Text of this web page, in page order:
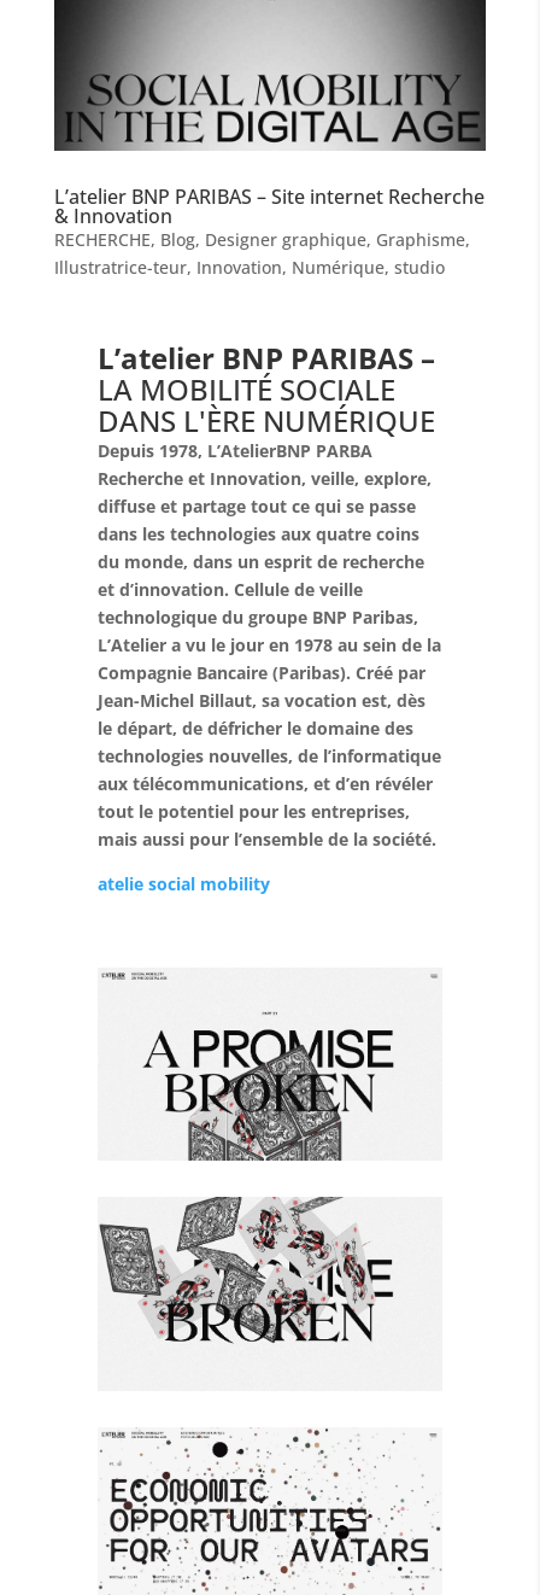
L’atelier BNP PARIBAS – Site internet Recherche
& Innovation
RECHERCHE, Blog, Designer graphique, Graphisme,
Illustratrice-teur, Innovation, Numérique, studio
L’atelier BNP PARIBAS –
LA MOBILITÉ SOCIALE
DANS L'ÈRE NUMÉRIQUE
Depuis 1978, L’AtelierBNP PARBA
Recherche et Innovation, veille, explore,
diffuse et partage tout ce qui se passe
dans les technologies aux quatre coins
du monde, dans un esprit de recherche
et d’innovation. Cellule de veille
technologique du groupe BNP Paribas,
L’Atelier a vu le jour en 1978 au sein de la
Compagnie Bancaire (Paribas). Créé par
Jean-Michel Billaut, sa vocation est, dès
le départ, de défricher le domaine des
technologies nouvelles, de l’informatique
aux télécommunications, et d’en révéler
tout le potentiel pour les entreprises,
mais aussi pour l’ensemble de la société.
atelie social mobility